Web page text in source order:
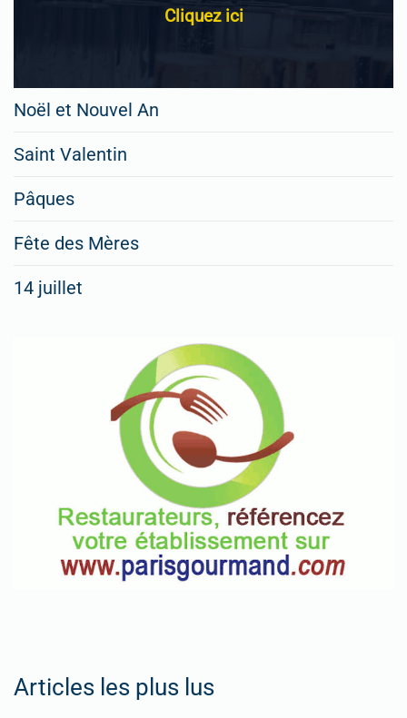
Cliquez ici
Noël et Nouvel An
Saint Valentin
Pâques
Fête des Mères
14 juillet
Articles les plus lus